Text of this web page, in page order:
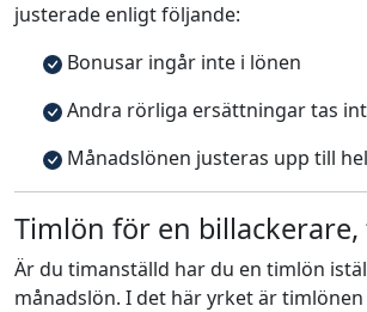
justerade enligt följande:
Bonusar ingår inte i lönen
Andra rörliga ersättningar tas
Månadslönen justeras upp till
Timlön för en
Är du timanställd har du en timlön
månadslön. I det här yrket är